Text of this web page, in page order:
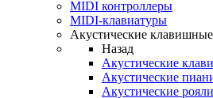
MIDI контроллеры
MIDI-клавиатуры
Акустические
Назад
Акустические
Акустические
Акустические рояли